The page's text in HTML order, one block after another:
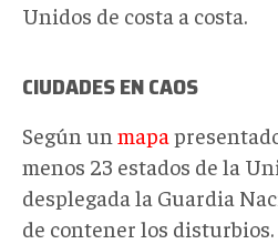
Unidos de costa a costa.
CIUDADES EN CAOS
Según un mapa
menos 23 estados de la
desplegada la Guardia
de contener los disturbios.